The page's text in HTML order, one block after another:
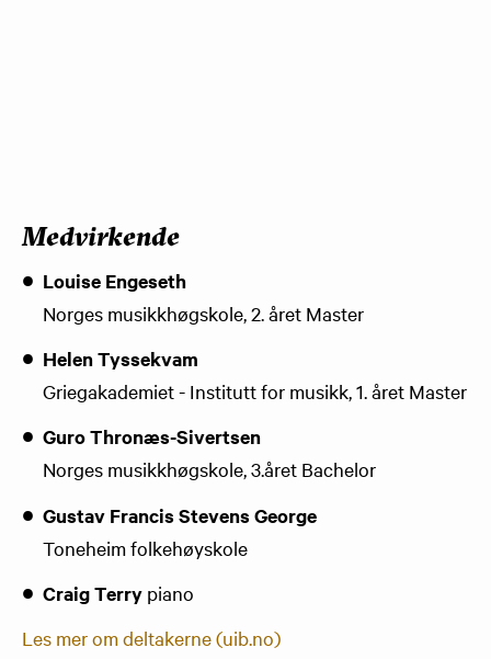
Medvirkende
Louise Engeseth
Norges musikkhøgskole, 2. året Master
Helen Tyssekvam
Griegakademiet - Institutt for musikk, 1. året Master
Guro Thronæs-Sivertsen
Norges musikkhøgskole, 3.året Bachelor
Gustav Francis Stevens George
Toneheim folkehøyskole
Craig Terry piano
Les mer om deltakerne (uib.no)